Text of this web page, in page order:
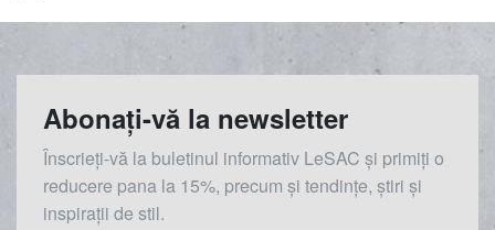
Abonați-vă la newsletter
Înscrieți-vă la buletinul informativ LeSAC și primiți o
reducere pana la 15%, precum și tendințe, știri și
inspirații de stil.